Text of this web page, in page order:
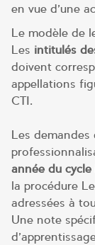
en vue d’une
Le modèle de
Les intitulés
doivent
appellations
CTI.
Les
année du
la procédure
adressées à
Une note